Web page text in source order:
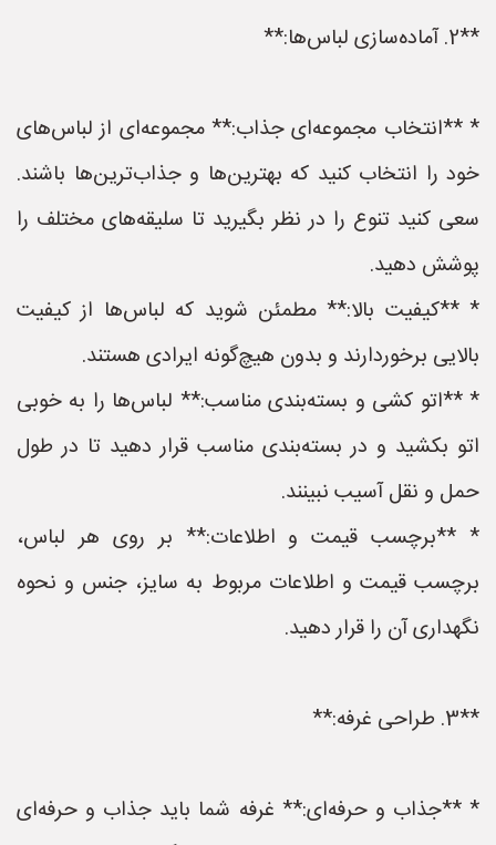
**2. آماده‌سازی لباس‌ها:**
* **انتخاب مجموعه‌ای جذاب:** مجموعه‌ای از لباس‌های
خود را انتخاب کنید که بهترین‌ها و جذاب‌ترین‌ها باشند.
سعی کنید تنوع را در نظر بگیرید تا سلیقه‌های مختلف را
پوشش دهید.
* **کیفیت بالا:** مطمئن شوید که لباس‌ها از کیفیت
بالایی برخوردارند و بدون هیچ‌گونه ایرادی هستند.
* **اتو کشی و بسته‌بندی مناسب:** لباس‌ها را به خوبی
اتو بکشید و در بسته‌بندی مناسب قرار دهید تا در طول
حمل و نقل آسیب نبینند.
* **برچسب قیمت و اطلاعات:** بر روی هر لباس،
برچسب قیمت و اطلاعات مربوط به سایز، جنس و نحوه
نگهداری آن را قرار دهید.
**3. طراحی غرفه:**
* **جذاب و حرفه‌ای:** غرفه شما باید جذاب و حرفه‌ای